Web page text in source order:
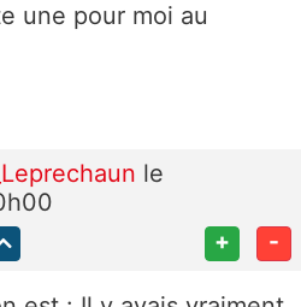
une pour moi au
le
+ -